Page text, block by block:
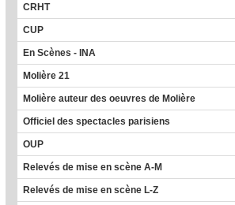
CRHT
CUP
En Scènes - INA
Molière 21
Molière auteur des oeuvres de Molière
Officiel des spectacles parisiens
OUP
Relevés de mise en scène A-M
Relevés de mise en scène L-Z